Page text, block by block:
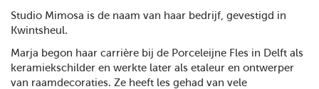
Studio Mimosa is de naam van haar bedrijf, gevestigd in
Kwintsheul.
Marja begon haar carrière bij de Porceleijne Fles in Delft als
keramiekschilder en werkte later als etaleur en ontwerper
van raamdecoraties. Ze heeft les gehad van vele